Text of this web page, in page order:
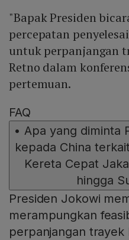
"Bapak Presiden
percepatan
untuk perpanjangan
Retno dalam
pertemuan.
FAQ
• Apa yang diminta
kepada China
Kereta Cepat
hingga
Presiden Jokowi
merampungkan
perpanjangan trayek